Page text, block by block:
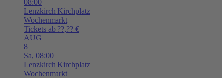
08:00
Lenzkirch Kirchplatz
Wochenmarkt
Tickets ab ??,?? €
AUG
8
Sa, 08:00
Lenzkirch Kirchplatz
Wochenmarkt